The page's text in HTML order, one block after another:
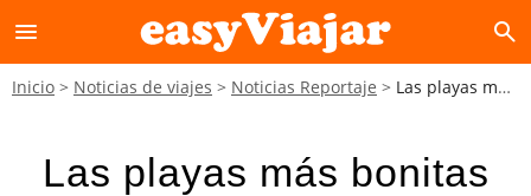
menu search
Inicio Noticias de viajes Noticias Reportaje Las playas más bonitas del Algarve
Las playas más bonitas